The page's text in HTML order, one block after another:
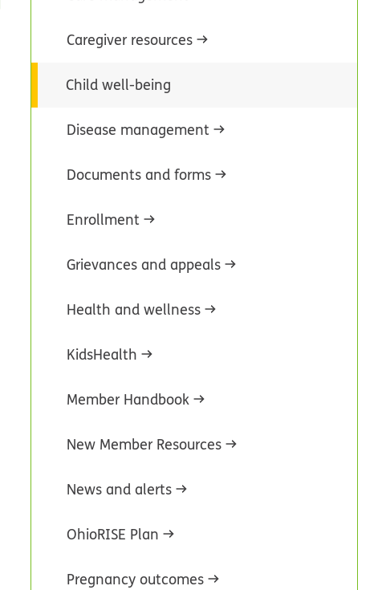
Caregiver resources
Child well-being
Disease management
Documents and forms
Enrollment
Grievances and appeals
Health and wellness
KidsHealth
Member Handbook
New Member Resources
News and alerts
OhioRISE Plan
Pregnancy outcomes